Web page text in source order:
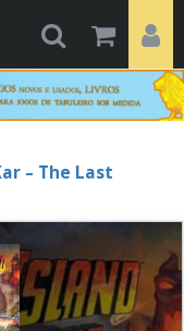
– The Last